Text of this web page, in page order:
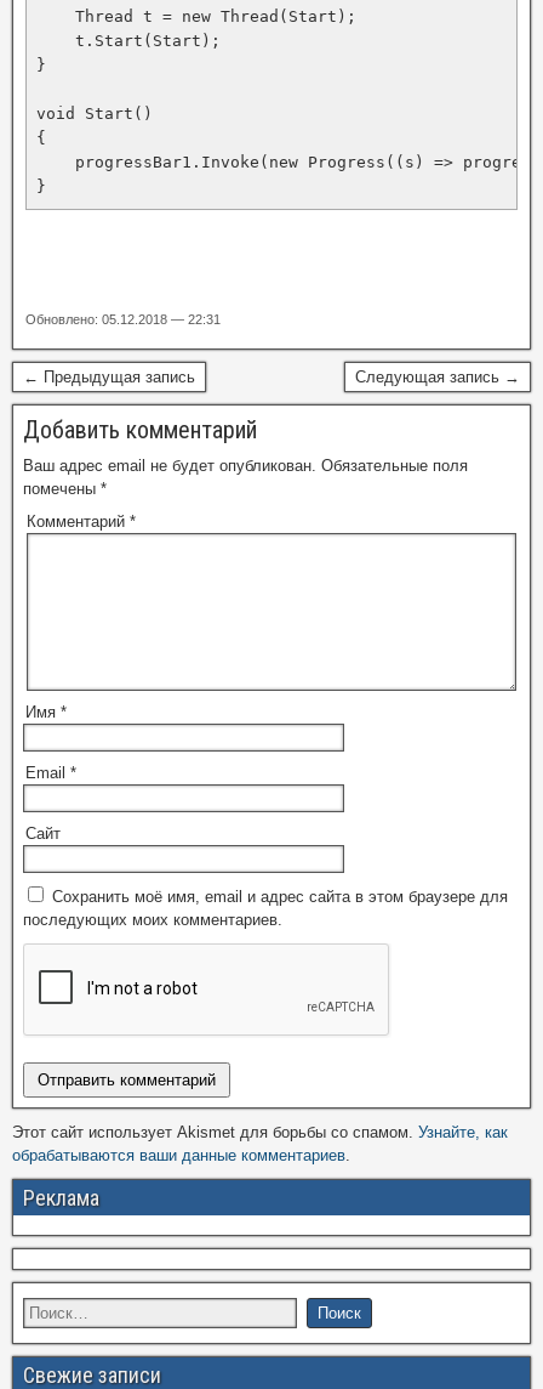
    Thread t = new Thread(Start);
    t.Start(Start);
}
void Start()
{
progressBar1.Invoke(new Progress((s) =>
}
Обновлено: 05.12.2018 — 22:31
← Предыдущая запись Следующая запись →
Добавить комментарий
Ваш адрес email не будет опубликован. Обязательные поля
помечены *
Комментарий *
Имя *
Email *
Сайт
Сохранить моё имя, email и адрес сайта в этом браузере для
последующих моих комментариев.
Этот сайт использует Akismet для борьбы со спамом. Узнайте, как
обрабатываются ваши данные комментариев.
Реклама
Свежие записи